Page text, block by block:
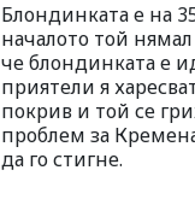
Блондинката е на
началото той
че блондинката е
приятели я
покрив и той се
проблем за
да го стигне.